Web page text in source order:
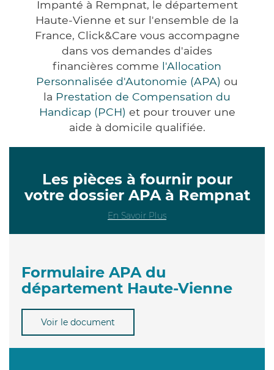
Impanté à Rempnat, le département
Haute-Vienne et sur l'ensemble de la
France, Click&Care vous accompagne
dans vos demandes d'aides
financières comme l'Allocation
Personnalisée d'Autonomie (APA) ou
la Prestation de Compensation du
Handicap (PCH) et pour trouver une
aide à domicile qualifiée.
Les pièces à fournir pour
votre dossier APA à Rempnat
En Savoir Plus
Formulaire APA du
département Haute-Vienne
Voir le document